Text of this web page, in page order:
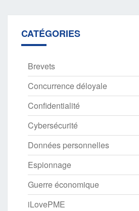
CATÉGORIES
Brevets
Concurrence déloyale
Confidentialité
Cybersécurité
Données personnelles
Espionnage
Guerre économique
iLovePME